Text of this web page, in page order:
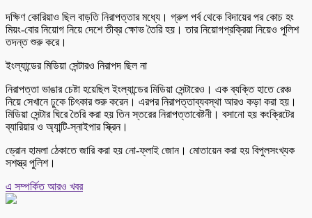
দক্ষিণ কোরিয়াও ছিল বাড়তি নিরাপত্তার মধ্যে। গ্রুপ পর্ব থেকে বিদায়ের পর কোচ হং
মিয়ং-বোর নিয়োগ নিয়ে দেশে তীব্র ক্ষোভ তৈরি হয়। তার নিয়োগপ্রক্রিয়া নিয়েও পুলিশ
তদন্ত শুরু করে।
ইংল্যান্ডের মিডিয়া সেন্টারও নিরাপদ ছিল না
নিরাপত্তা ভাঙার চেষ্টা হয়েছিল ইংল্যান্ডের মিডিয়া সেন্টারেও। এক ব্যক্তি হাতে রেঞ্চ
নিয়ে সেখানে ঢুকে চিৎকার শুরু করেন। এরপর নিরাপত্তাব্যবস্থা আরও কড়া করা হয়।
মিডিয়া সেন্টার ঘিরে তৈরি করা হয় তিন স্তরের নিরাপত্তাবেষ্টনী। বসানো হয় কংক্রিটের
ব্যারিয়ার ও অ্যান্টি-স্নাইপার স্ক্রিন।
ড্রোন হামলা ঠেকাতে জারি করা হয় নো-ফ্লাই জোন। মোতায়েন করা হয় বিপুলসংখ্যক
সশস্ত্র পুলিশ।
এ সম্পর্কিত আরও খবর